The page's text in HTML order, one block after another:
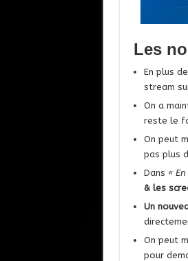
Les
En plus
stream
On a
reste le
On peut
pas plus
Dans «
& les
Un
On peut
pour